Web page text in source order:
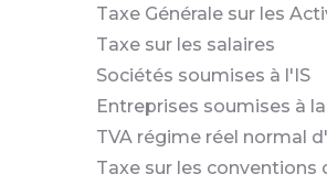
Taxe Générale sur les
Taxe sur les salaires
Sociétés soumises à l'IS
Entreprises soumises à
TVA régime réel normal
Taxe sur les conventions